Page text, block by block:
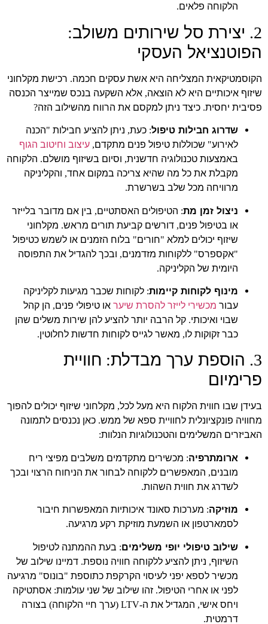
הלקוחה פלאים.
2. יצירת סל שירותים משולב:
הפוטנציאל העסקי
הקוסמטיקאית המצליחה היא אשת עסקים חכמה. רכישת מקלחוני
שיזוף איכותיים היא לא הוצאה, אלא השקעה בנכס שמייצר הכנסה
פסיבית יחסית. כיצד ניתן למקסם את הרווח מהשילוב הזה?
שדרוג חבילות טיפול: כעת, ניתן להציע חבילות "הכנה
לאירוע" שכוללות טיפול פנים מתקדם, עיצוב וחיטוב הגוף
באמצעות טכנולוגיה חדשנית, וסיום בשיזוף מושלם. הלקוחה
מקבלת את כל מה שהיא צריכה במקום אחד, והקליניקה
מרוויחה מכל שלב בשרשרת.
ניצול זמן מת: הטיפולים האסתטיים, בין אם מדובר בלייזר
או בטיפול פנים, דורשים קביעת תורים מראש. מקלחוני
שיזוף יכולים למלא "חורים" בלוח הזמנים או לשמש כטיפול
"אקספרס" ללקוחות מזדמנים, ובכך להגדיל את התפוסה
היומית של הקליניקה.
מינוף לקוחות קיימות: לקוחות שכבר מגיעות לקליניקה
עבור מכשירי לייזר להסרת שיער או טיפולי פנים, הן קהל
שבוי ואיכותי. קל הרבה יותר להציע להן שירות משלים שהן
כבר זקוקות לו, מאשר לגייס לקוחות חדשות לחלוטין.
3. הוספת ערך מבדלת: חוויית
פרימיום
בעידן שבו חווית הלקוח היא מעל לכל, מקלחוני שיזוף יכולים להפוך
מחוויה פונקציונלית לחוויית ספא של ממש. כאן נכנסים לתמונה
האביזרים המשלימים והטכנולוגיות הנלוות:
ארומתרפיה: מכשירים מתקדמים משלבים מפיצי ריח
מובנים, המאפשרים ללקוחה לבחור את הניחוח הרצוי ובכך
לשדרג את חווית השהות.
מוזיקה: מערכות סאונד איכותיות המאפשרות חיבור
לסמארטפון או השמעת מוזיקת רקע מרגיעה.
שילוב טיפולי יופי משלימים: בעת ההמתנה לטיפול
השיזוף, ניתן להציע ללקוחה חוויה נוספת. דמיינו שילוב של
מכשיר לספא יפני לעיסוי הקרקפת כתוספת "בונוס" מרגיעה
לפני או אחרי הטיפול. זהו שילוב של שני עולמות: אסתטיקה
ויחס אישי, המגדיל את ה-LTV ( ערך חיי הלקוחה) בצורה
דרמטית.